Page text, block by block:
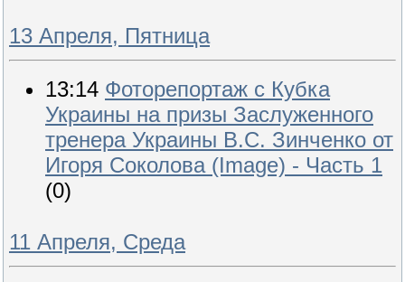
13 Апреля, Пятница
13:14 Фоторепортаж с Кубка
Украины на призы Заслуженного
тренера Украины В.С. Зинченко от
Игоря Соколова (Image) - Часть 1
(0)
11 Апреля, Среда